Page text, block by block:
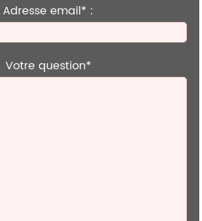
Adresse email* :
Votre question*